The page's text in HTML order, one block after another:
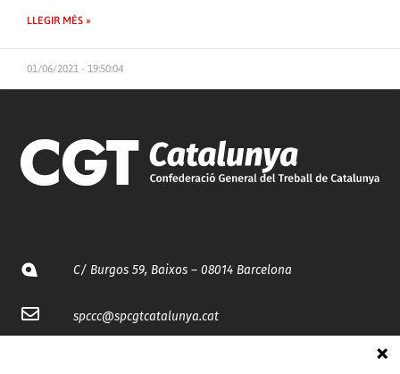
LLEGIR MÉS »
01/06/2021 - 19:50:04
C/ Burgos 59, Baixos – 08014 Barcelona
spccc@spcgtcatalunya.cat